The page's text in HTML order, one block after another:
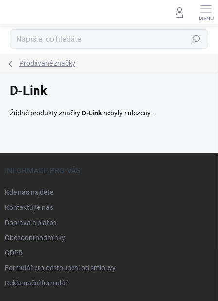
Hledat
Prodávané značky
D-Link
Žádné produkty značkyD-Link nebyly nalezeny...
INFORMACE PRO VÁS
Kde nás najdete
Kontaktujte nás
Doprava a platba
Obchodní podmínky
GDPR
Formulář pro odstoupení od smlouvy
Reklamační formulář